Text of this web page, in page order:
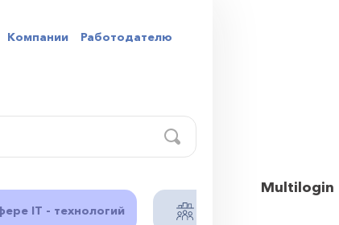
Компании Работодателю
IT - технологий
Multilogin